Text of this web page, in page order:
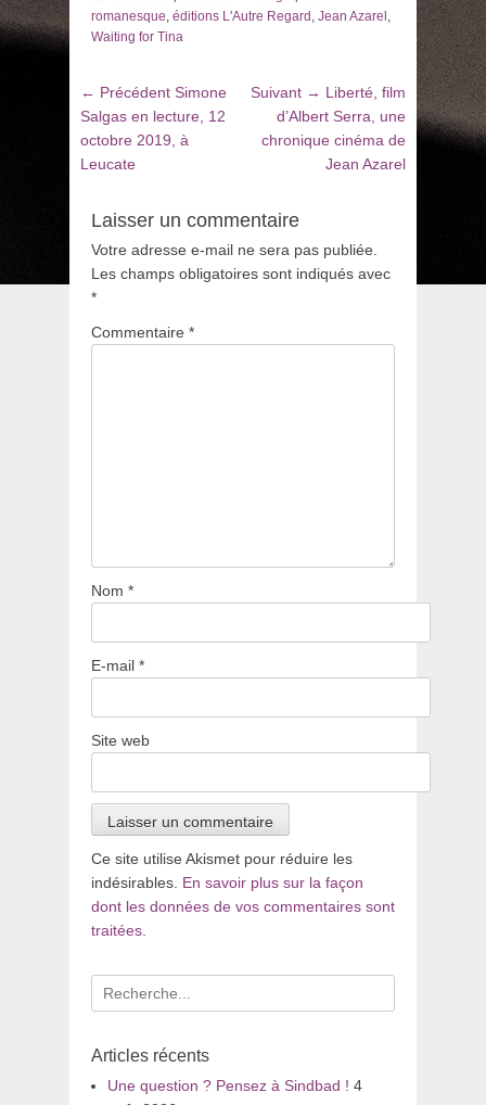
romanesque, éditions L'Autre Regard , Jean Azarel ,
Waiting for Tina
Navigation
de
l’article
← Précédent Article
précédent
Simone
Salgas en lecture, 12
octobre 2019, à
Leucate
Suivant → Article
suivant
:
Liberté, film
d’Albert Serra, une
chronique cinéma de
Jean Azarel
Laisser un commentaire
Votre adresse e-mail ne sera pas publiée.
Les champs obligatoires sont indiqués avec
*
Commentaire *
Nom *
E-mail *
Site web
Ce site utilise Akismet pour réduire les
indésirables. En savoir plus sur la façon
dont les données de vos commentaires sont
traitées.
Recherche
pour
Articles récents
Une question ? Pensez à Sindbad ! 4